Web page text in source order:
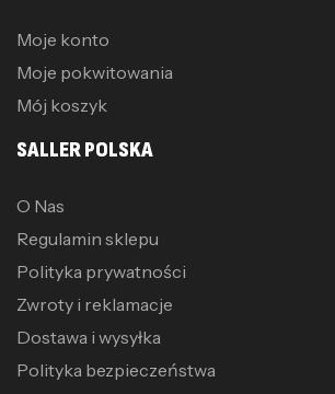
Moje konto
Moje pokwitowania
Mój koszyk
SALLER POLSKA
O Nas
Regulamin sklepu
Polityka prywatności
Zwroty i reklamacje
Dostawa i wysyłka
Polityka bezpieczeństwa